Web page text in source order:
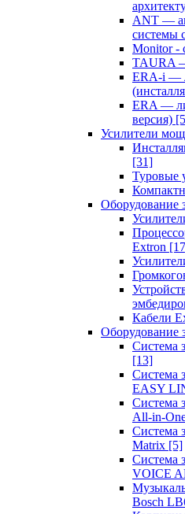
ANT —
системы
Monitor -
TAURA
ERA-i —
ERA —
версия)
Усилители
[31]
Туровые
Оборудование
Extron
Кабели
Оборудование
Система
[13]
Система
EASY
Система
All-in-
Система
Matrix [5]
Система
VOICE
Bosch